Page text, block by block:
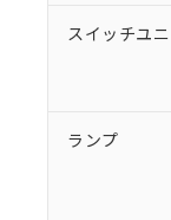
スイッチユ
ランプ